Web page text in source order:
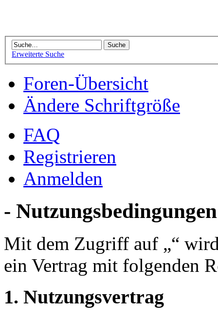
Erweiterte Suche
Foren-Übersicht
Ändere Schriftgröße
FAQ
Registrieren
Anmelden
- Nutzungsbedingungen
Mit dem Zugriff auf „“
ein Vertrag mit folgenden
1. Nutzungsvertrag